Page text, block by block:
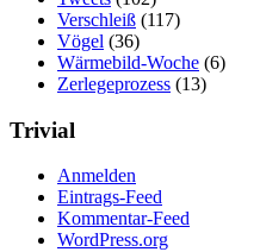
Verschleiß (117)
Vögel (36)
Wärmebild-Woche (6)
Zerlegeprozess (13)
Trivial
Anmelden
Eintrags-Feed
Kommentar-Feed
WordPress.org